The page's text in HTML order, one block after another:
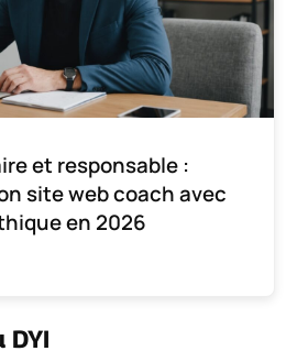
et responsable :
site web coach avec
en 2026
DYI